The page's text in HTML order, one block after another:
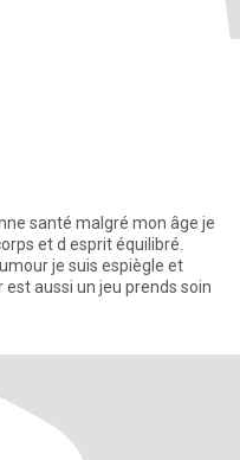
santé malgré mon âge je
je suis espiègle et
aussi un jeu prends soin